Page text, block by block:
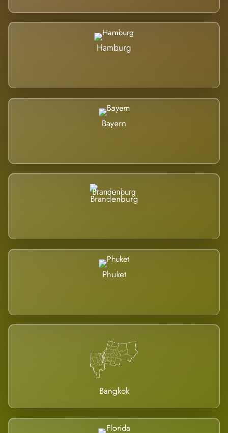
Hamburg
Bayern
Brandenburg
Phuket
Bangkok